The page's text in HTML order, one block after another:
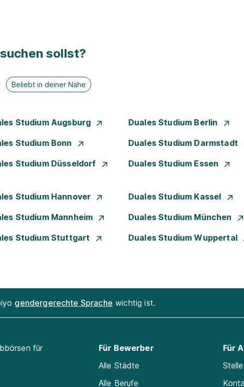
sollst?
Beliebt in deiner Nähe
Studium Augsburg Duales Studium Berlin
Studium Bonn Duales Studium Darmstadt
Studium Düsseldorf Duales Studium Essen
Studium Hannover Duales Studium Kassel
Studium Mannheim Duales Studium München
Studium Stuttgart Duales Studium Wuppertal
gendergerechte Sprache wichtig ist.
für
Für Bewerber
Alle Städte
Alle Berufe
Für